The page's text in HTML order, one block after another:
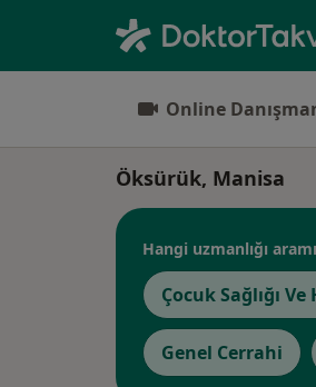
Online
Öksürük, Manisa
Hangi uzmanlığı
Çocuk Sağlığı
Genel Cerrahi